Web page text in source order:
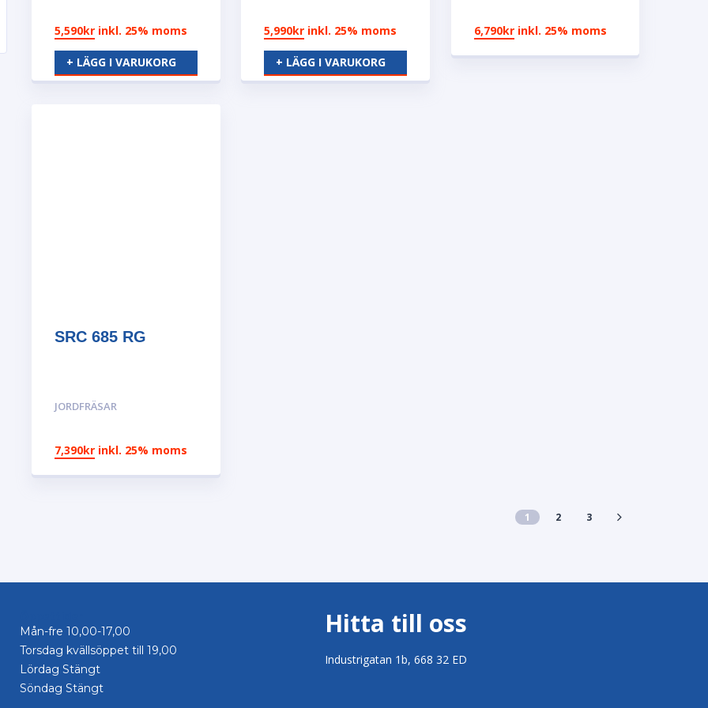
5,590kr inkl. 25% moms
+ LÄGG I VARUKORG
5,990kr inkl. 25% moms
+ LÄGG I VARUKORG
6,790kr inkl. 25% moms
SRC 685 RG
JORDFRÄSAR
7,390kr inkl. 25% moms
1 2 3
Mån-fre 10,00-17,00
Torsdag kvällsöppet till 19,00
Lördag Stängt
Söndag Stängt
Hitta till oss
Industrigatan 1b, 668 32 ED